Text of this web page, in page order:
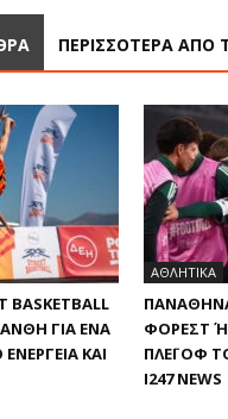
ΠΕΡΙΣΣΟΤΕΡΑ ΑΠΟ
BASKETBALL
ΓΙΑ ΈΝΑ
ΚΑΙ
ΑΘΛΗΤΙΚΑ
ΦΌΡΕΣΤ Ή
ΛΈΙ ΟΦ
I247 NEWS